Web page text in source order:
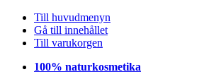
Till huvudmenyn
Gå till innehållet
Till varukorgen
100% naturkosmetika